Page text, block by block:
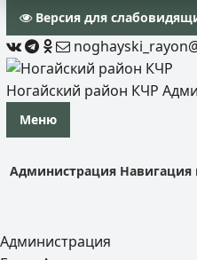
Версия для
Ногайский район КЧР
Меню
Администрация Навигация
Администрация